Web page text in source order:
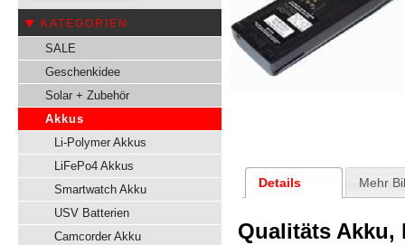
KATEGORIEN
SALE
Geschenkidee
Solar + Zubehör
Akkus
Li-Polymer Akkus
LiFePo4 Akkus
Smartwatch Akku
USV Batterien
Camcorder Akku
Details Mehr
Qualitäts Akku,